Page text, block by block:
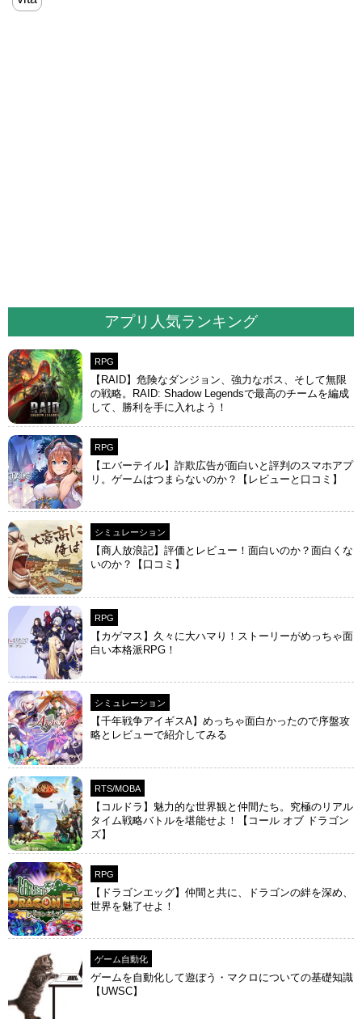
アプリ人気ランキング
RPG
【RAID】危険なダンジョン、強力なボス、そして無限
の戦略。RAID: Shadow Legendsで最高のチームを編成
して、勝利を手に入れよう！
RPG
【エバーテイル】詐欺広告が面白いと評判のスマホアプ
リ。ゲームはつまらないのか？【レビューと口コミ】
シミュレーション
【商人放浪‪記】評価とレビュー！面白いのか？面白くな
いのか？【口コミ】
RPG
【カゲマス】久々に大ハマり！ストーリーがめっちゃ面
白い本格派RPG！
シミュレーション
【千年戦争アイギスA】めっちゃ面白かったので序盤攻
略とレビューで紹介してみる
RTS/MOBA
【コルドラ】魅力的な世界観と仲間たち。究極のリアル
タイム戦略バトルを堪能せよ！【コール オブ ドラゴン
ズ】
RPG
【ドラゴンエッグ】仲間と共に、ドラゴンの絆を深め、
世界を魅了せよ！
ゲーム自動化
ゲームを自動化して遊ぼう・マクロについての基礎知識
【UWSC】